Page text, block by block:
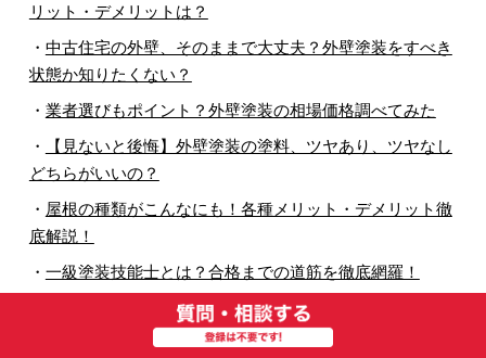
リット・デメリットは？
・ 中古住宅の外壁、そのままで大丈夫？外壁塗装をすべき
状態か知りたくない？
・ 業者選びもポイント？外壁塗装の相場価格調べてみた
・
【見ないと後悔】外壁塗装の塗料、ツヤあり、ツヤなし
どちらがいいの？
・ 屋根の種類がこんなにも！各種メリット・デメリット徹
底解説！
・ 一級塗装技能士とは？合格までの道筋を徹底網羅！
和室を洋室に変えたくなったら読んでみてください。
外壁塗装を検討しているのなら！知っておきたい塗料メ